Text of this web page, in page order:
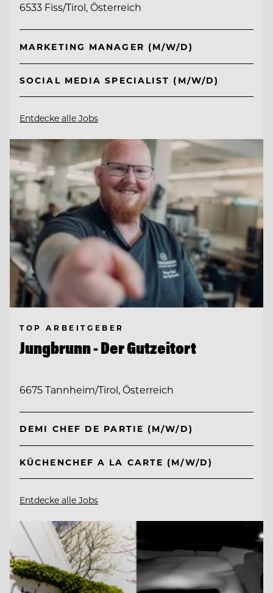
6533 Fiss/Tirol, Österreich
MARKETING MANAGER (M/W/D)
SOCIAL MEDIA SPECIALIST (M/W/D)
Entdecke alle Jobs
TOP ARBEITGEBER
Jungbrunn - Der Gutzeitort
6675 Tannheim/Tirol, Österreich
DEMI CHEF DE PARTIE (M/W/D)
KÜCHENCHEF A LA CARTE (M/W/D)
Entdecke alle Jobs